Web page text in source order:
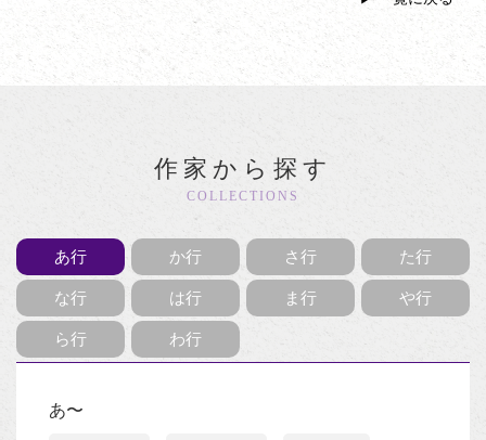
作家から探す
COLLECTIONS
あ行 か行 さ行 た行
な行 は行 ま行 や行
ら行 わ行
あ〜